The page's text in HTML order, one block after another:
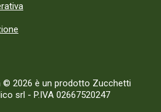
© 2026 è un prodotto Zucchetti
srl - P.IVA 02667520247